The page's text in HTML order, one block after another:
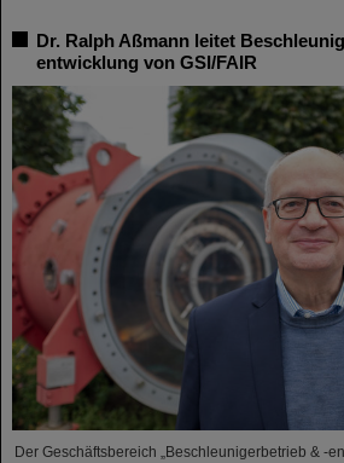
Dr. Ralph Aßmann leitet
entwicklung von GSI/FAIR
Der Geschäftsbereich „Beschleunigerbetrieb & -